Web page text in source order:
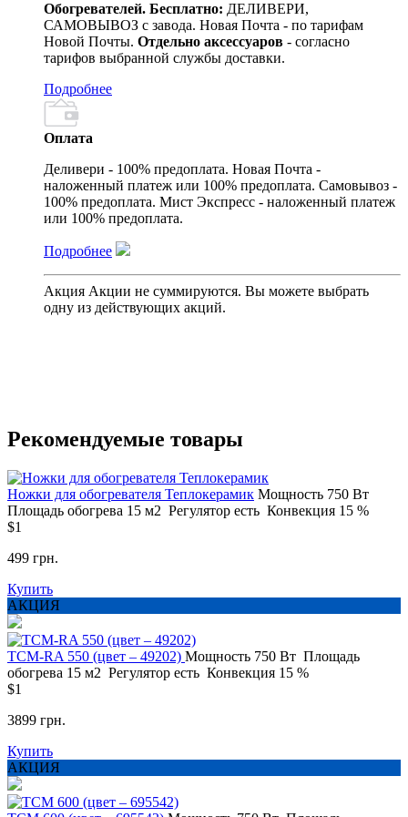
Обогревателей. Бесплатно: ДЕЛИВЕРИ,
САМОВЫВОЗ с завода. Новая Почта - по тарифам
Новой Почты. Отдельно аксессуаров - согласно
тарифов выбранной службы доставки.
Подробнее
Оплата
Деливери - 100% предоплата. Новая Почта -
наложенный платеж или 100% предоплата. Самовывоз -
100% предоплата. Мист Экспресс - наложенный платеж
или 100% предоплата.
Подробнее
Акция Акции не суммируются. Вы можете выбрать
одну из действующих акций.
Рекомендуемые товары
Ножки для обогревателя Теплокерамик Мощность 750 Вт
Площадь обогрева 15 м2 Регулятор есть Конвекция 15 %
$1
499 грн.
Купить
АКЦИЯ
ТСМ-RA 550 (цвет – 49202) Мощность 750 Вт Площадь
обогрева 15 м2 Регулятор есть Конвекция 15 %
$1
3899 грн.
Купить
АКЦИЯ